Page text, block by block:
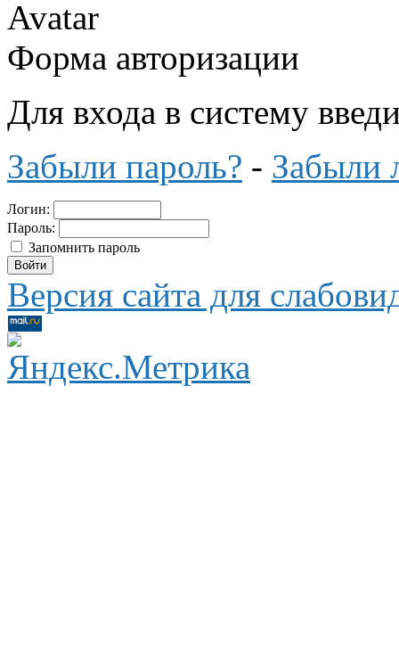
Форма авторизации
Для входа в систему
Забыли пароль? - Забыли
Логин:
Пароль:
Запомнить пароль
Версия сайта для